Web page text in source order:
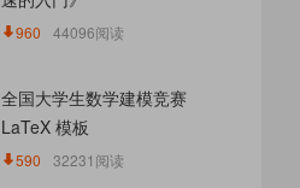
960 44096阅读
全国大学生数学建模竞赛
LaTeX 模板
590 32231阅读